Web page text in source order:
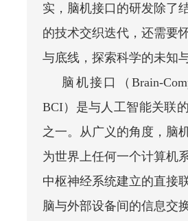
实，脑机接口的研发除了
的技术交织迭代，还需要
与底线，探索科学的未知
脑机接口（Brain-
BCI）是与人工智能关联
之一。从广义的角度，脑
为世界上任何一个计算机
中枢神经系统建立的直接
脑与外部设备间的信息交换